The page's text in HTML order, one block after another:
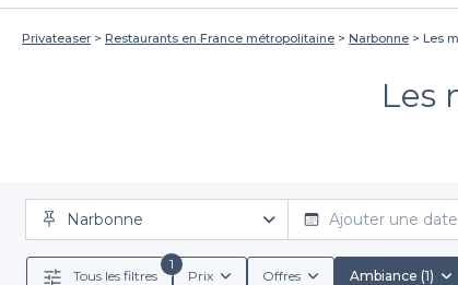
Privateaser Restaurants en France métropolitaine Narbonne Les
Les
Narbonne Ajouter une date
Tous les filtres
1
Prix Offres Ambiance (1)